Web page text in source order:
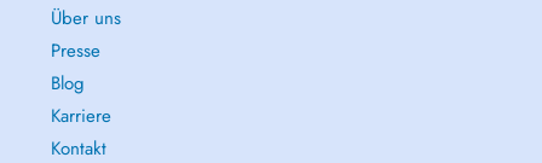
Über uns
Presse
Blog
Karriere
Kontakt